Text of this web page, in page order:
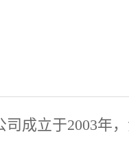
成立于2003年